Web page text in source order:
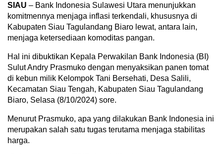
SIAU – Bank Indonesia Sulawesi Utara menunjukkan
komitmennya menjaga inflasi terkendali, khususnya di
Kabupaten Siau Tagulandang Biaro lewat, antara lain,
menjaga ketersediaan komoditas pangan.
Hal ini dibuktikan Kepala Perwakilan Bank Indonesia (BI)
Sulut Andry Prasmuko dengan menyaksikan panen tomat
di kebun milik Kelompok Tani Bersehati, Desa Salili,
Kecamatan Siau Tengah, Kabupaten Siau Tagulandang
Biaro, Selasa (8/10/2024) sore.
Menurut Prasmuko, apa yang dilakukan Bank Indonesia ini
merupakan salah satu tugas terutama menjaga stabilitas
harga.